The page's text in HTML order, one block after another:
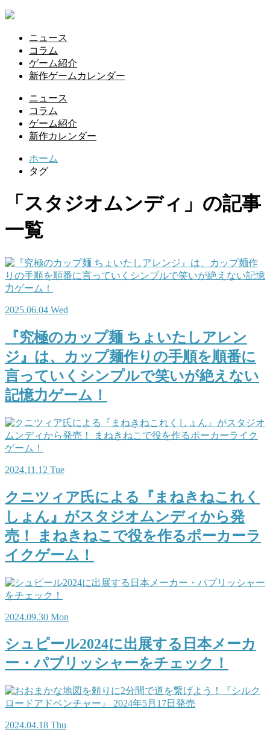
ニュース
コラム
ゲーム紹介
新作ゲームカレンダー
ニュース
コラム
ゲーム紹介
新作カレンダー
ホーム
タグ
「スタジオムンディ」の記事
一覧
2025.06.04 Wed
『究極のカップ麺 ちょいたしアレン
ジ』は、カップ麺作りの手順を順番に
言っていくシンプルで笑いが絶えない
記憶力ゲーム！
2024.11.12 Tue
クニツィア氏による『まねきねこれく
しょん』がスタジオムンディから発
売！ まねきねこで役を作るポーカーラ
イクゲーム！
2024.09.30 Mon
シュピール2024に出展する日本メーカ
ー・パブリッシャーをチェック！
2024.04.18 Thu